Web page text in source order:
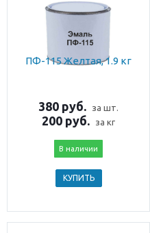
ПФ-115 Желтая, 1.9 кг
380 руб. за шт.
200 руб. за кг
В наличии
КУПИТЬ